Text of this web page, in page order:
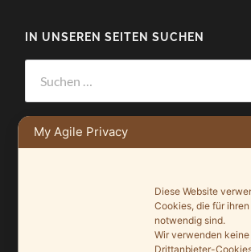
IN UNSEREN SEITEN SUCHEN
nach:
Ein Leuchtturmprojekt für mehr
My Agile Privacy
Diese Website
Cookies, die für
notwendig sind.
Wir verwenden
Drittanbieter-